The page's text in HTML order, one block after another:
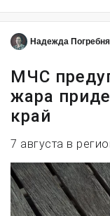
Надежда
МЧС
жара
край
7 августа в